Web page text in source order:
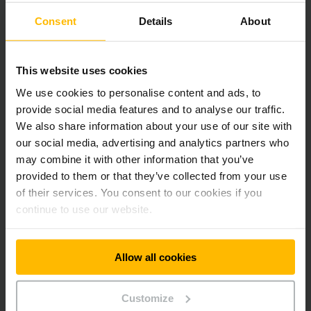
Consent Details About
This website uses cookies
We use cookies to personalise content and ads, to
provide social media features and to analyse our traffic.
We also share information about your use of our site with
our social media, advertising and analytics partners who
may combine it with other information that you’ve
provided to them or that they’ve collected from your use
of their services. You consent to our cookies if you
continue to use our website.
Allow all cookies
Customize
megváltoztatja a helyet és az időt a raktárban." A
ügyfelek számára vagy a különböző ágazatokra kiterjedő e-
akár a széles folyosós raktárak kiegészítéseként, akár egy
komplex automatizált rendszer központi elemeként - a
PowerCube segítségével ügyfeleink teljes mértékben
kiaknázhatják a raktárukban rejlő lehetőségeket" - folytatta
Erlach.
Egyedülálló térkihasználás és nagy tárolási sűrűség
A tárolók rendkívül kompakt, függőleges elrendezésének
tárolóhelyet, és négyszer nagyobb tárolási sűrűséget ér el,
mint egy hagyományos polcrendszer. Az akár 12 m-es
rendszermagassággal a PowerCube kategóriájának
legmagasabb kompakt tárolórendszere. Ezáltal a raktárban
olyan hely keletkezik, amelyet a választék bővítésére vagy